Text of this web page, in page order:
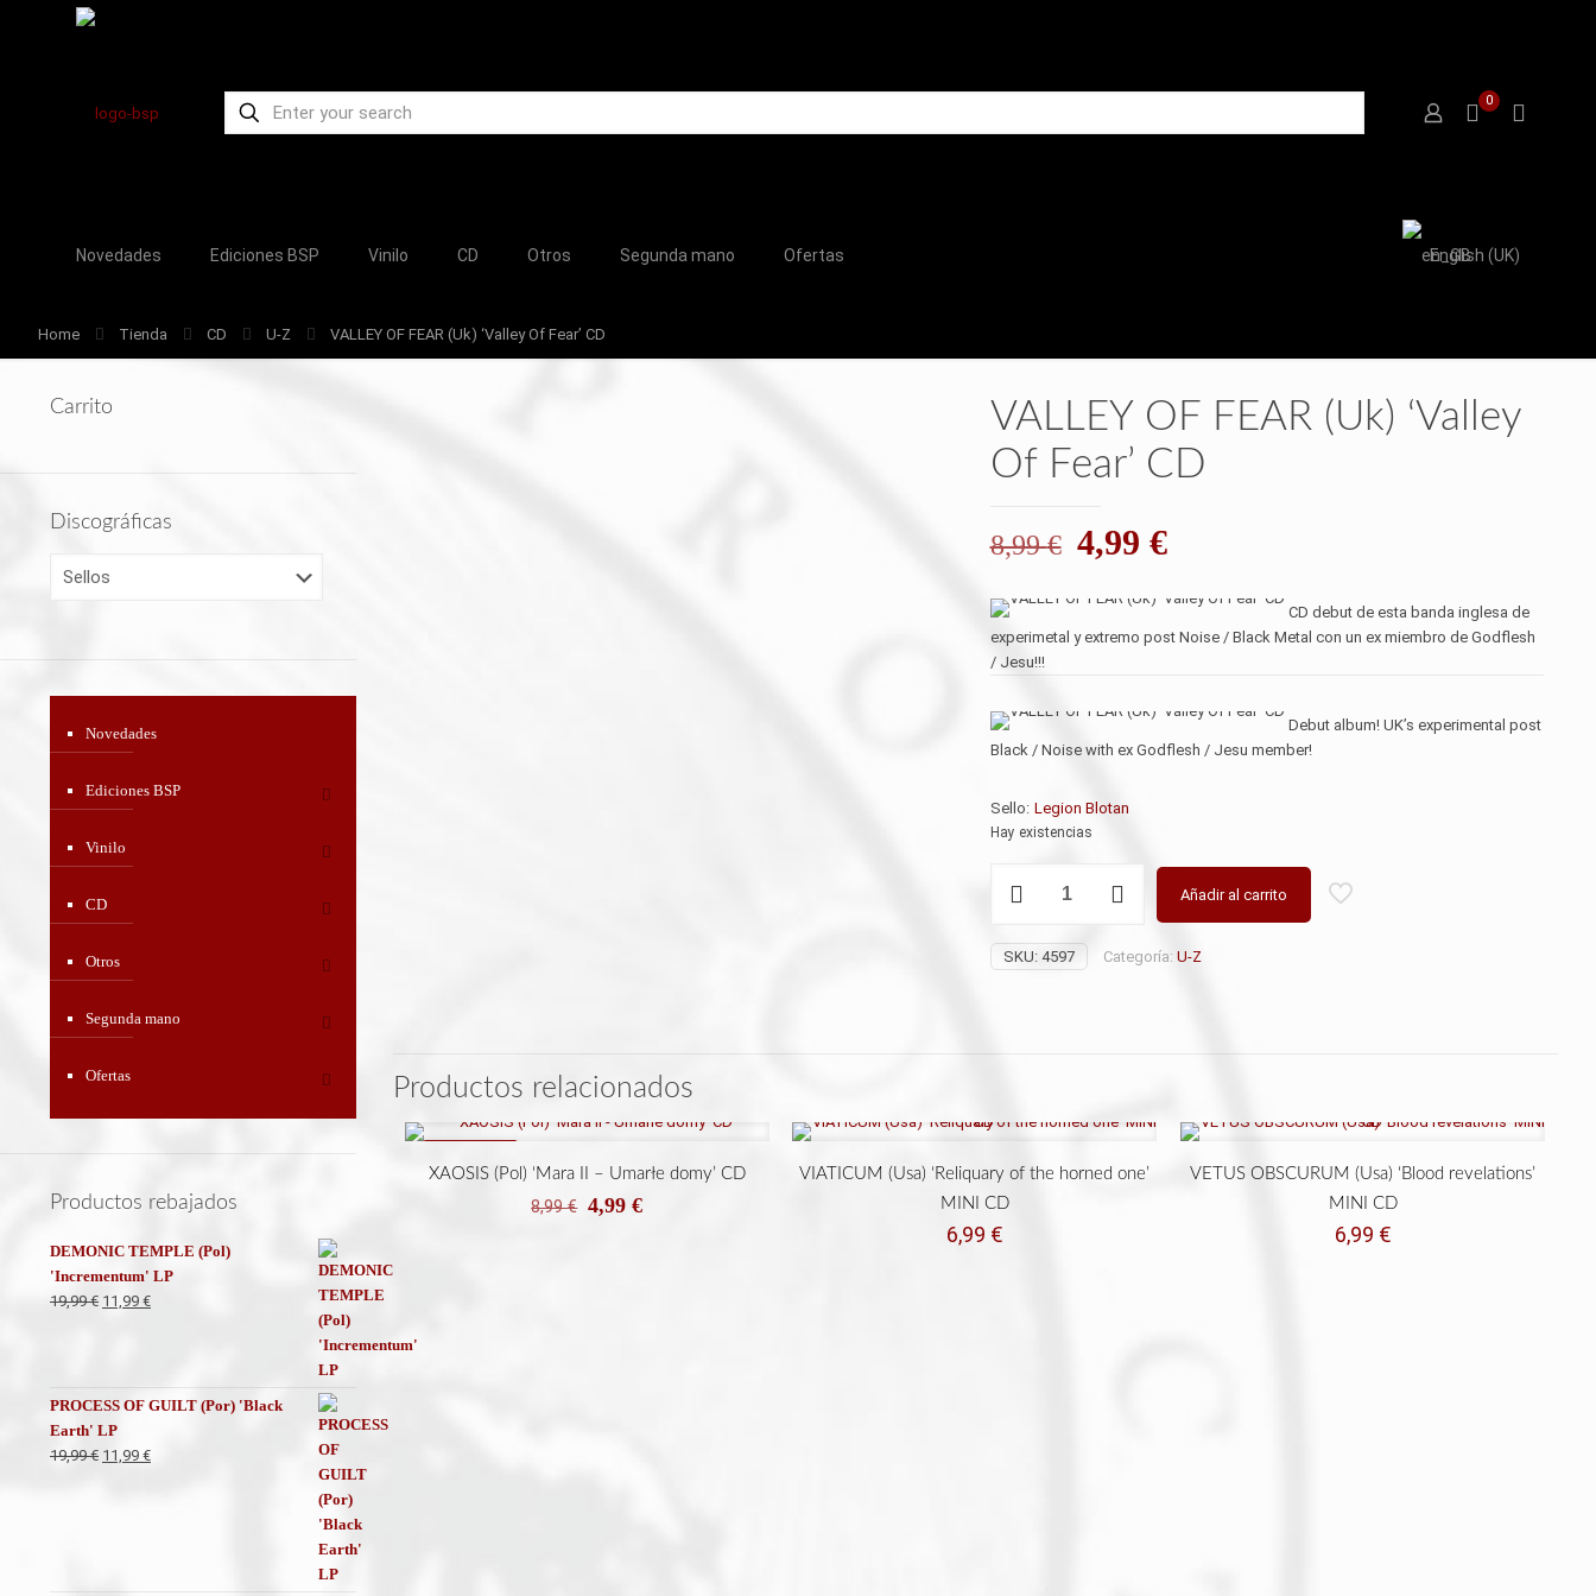
0
Novedades Ediciones BSP Vinilo CD Otros Segunda mano Ofertas English (UK)
Home Tienda CD U-Z VALLEY OF FEAR (Uk) ‘Valley Of Fear’ CD
VALLEY OF FEAR (Uk) ‘Valley
Of Fear’ CD
8,99€ El
original
era:
4,99 €El
actual
es:
CD debut de esta banda inglesa de
experimetal y extremo post Noise / Black Metal con un ex miembro de Godflesh
/ Jesu!!!
Debut album! UK’s experimental post
Black / Noise with ex Godflesh / Jesu member!
Sello: Legion Blotan
Hay existencias
(Uk)
'Valley
CD
Añadir al carrito
SKU: 4597 Categoría: U-Z
Productos relacionados
XAOSIS (Pol) ‘Mara II – Umarłe domy’ CD
8,99€ El
4,99€El
VIATICUM (Usa) ‘Reliquary of the horned one’
MINI CD
6,99 €
VETUS OBSCURUM (Usa) ‘Blood revelations’
MINI CD
6,99 €
Carrito
Discográficas
Novedades
Ediciones BSP
Vinilo
CD
Otros
Segunda mano
Ofertas
Productos rebajados
DEMONIC TEMPLE (Pol)
'Incrementum' LP
19,99€ El
19,99 €.
11,99 €El
11,99 €.
PROCESS OF GUILT (Por) 'Black
Earth' LP
19,99€ El
11,99 €El